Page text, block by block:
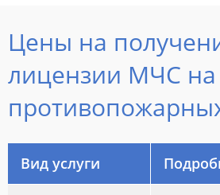
Цены на
лицензии МЧС
Вид услуги